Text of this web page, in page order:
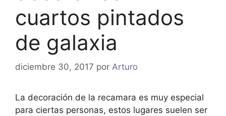
cuartos pintados
de galaxia
diciembre 30, 2017 por Arturo
La decoración de la recamara es muy especial
para ciertas personas, estos lugares suelen ser